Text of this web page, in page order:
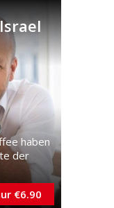
haben
der
€6.90